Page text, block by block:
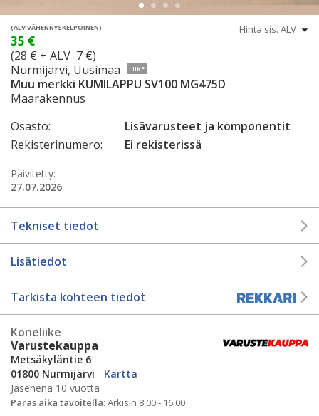
(ALV VÄHENNYSKELPOINEN)
35 €
(28 € + ALV 7 €)
Nurmijärvi, Uusimaa
LIIKE
Muu merkki KUMILAPPU SV100 MG475D
Maarakennus
Osasto:
Lisävarusteet ja komponentit
Rekisterinumero:
Ei rekisterissä
Päivitetty:
27.07.2026
Tekniset tiedot
Lisätiedot
Tarkista kohteen tiedot
Koneliike
Varustekauppa
Metsäkyläntie 6
01800 Nurmijärvi - Kartta
Jäsenenä 10 vuotta
Paras aika tavoitella:Arkisin 8.00 - 16.00